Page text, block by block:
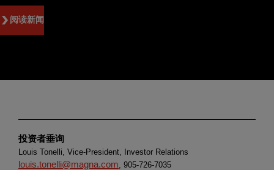
阅读新闻
投资者垂询
Louis Tonelli, Vice-President, Investor Relations
louis.tonelli@magna.com , 905-726-7035